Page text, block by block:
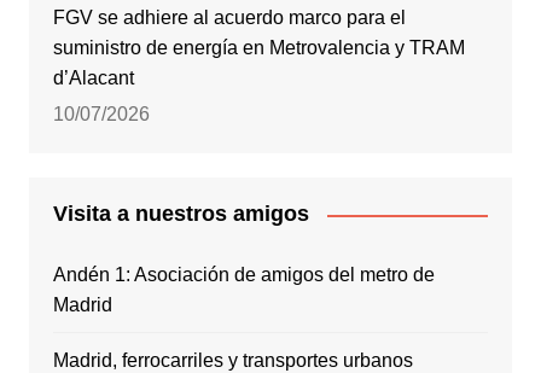
FGV se adhiere al acuerdo marco para el
suministro de energía en Metrovalencia y TRAM
d’Alacant
10/07/2026
Visita a nuestros amigos
Andén 1: Asociación de amigos del metro de
Madrid
Madrid, ferrocarriles y transportes urbanos